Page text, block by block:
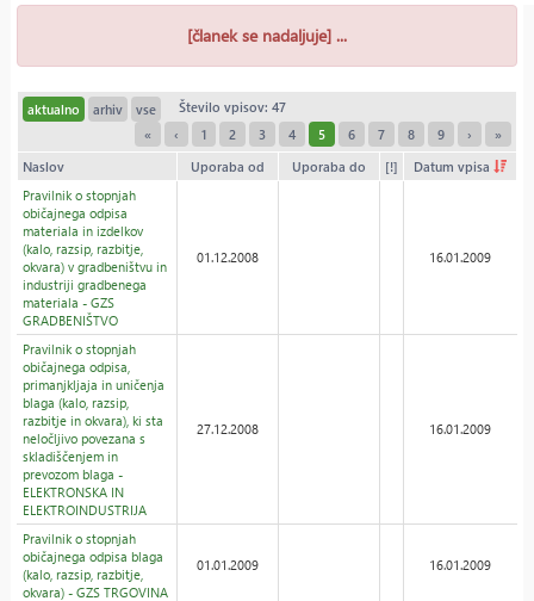
[članek se nadaljuje] ...
aktualno arhiv vse
Število vpisov: 47
«
‹ 1 2 3 4 5 6 7 8 9 › »
Naslov Uporaba od Uporaba do [!]
Datum vpisa
Pravilnik o stopnjah
običajnega odpisa
materiala in izdelkov
(kalo, razsip, razbitje,
okvara) v gradbeništvu in
industriji gradbenega
materiala - GZS
GRADBENIŠTVO
01.12.2008 16.01.2009
Pravilnik o stopnjah
običajnega odpisa,
primanjkljaja in uničenja
blaga (kalo, razsip,
razbitje in okvara), ki sta
neločljivo povezana s
skladiščenjem in
prevozom blaga -
ELEKTRONSKA IN
ELEKTROINDUSTRIJA
27.12.2008 16.01.2009
Pravilnik o stopnjah
običajnega odpisa blaga
(kalo, razsip, razbitje,
okvara) - GZS TRGOVINA
01.01.2009 16.01.2009